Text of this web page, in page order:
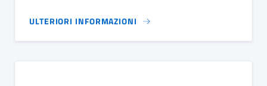
ULTERIORI INFORMAZIONI